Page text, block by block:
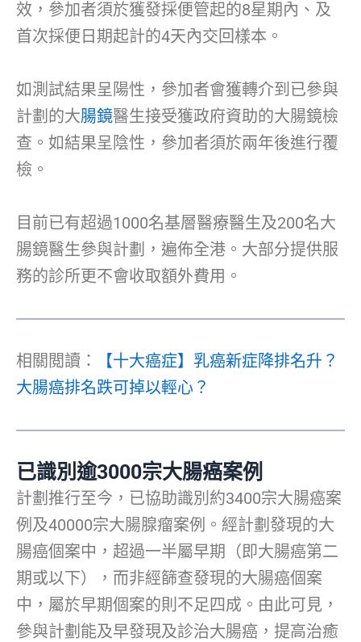
效，參加者須於獲發採便管起的8星期內、及
首次採便日期起計的4天內交回樣本。
如測試結果呈陽性，參加者會獲轉介到已參與
計劃的大腸鏡醫生接受獲政府資助的大腸鏡檢
查。如結果呈陰性，參加者須於兩年後進行覆
檢。
目前已有超過1000名基層醫療醫生及200名大
腸鏡醫生參與計劃，遍佈全港。大部分提供服
務的診所更不會收取額外費用。
相關閲讀：
【十大癌症】乳癌新症降排名升？
大腸癌排名跌可掉以輕心？
已識別逾3000宗大腸癌案例
計劃推行至今，已協助識別約3400宗大腸癌案
例及40000宗大腸腺瘤案例。經計劃發現的大
腸癌個案中，超過一半屬早期（即大腸癌第二
期或以下），而非經篩查發現的大腸癌個案
中，屬於早期個案的則不足四成。由此可見，
參與計劃能及早發現及診治大腸癌，提高治癒